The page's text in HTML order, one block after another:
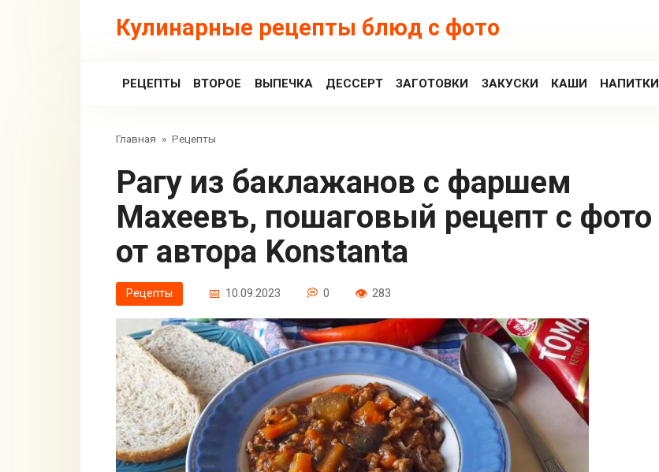
Кулинарные рецепты блюд с фото
РЕЦЕПТЫ ВТОРОЕ ВЫПЕЧКА ДЕССЕРТ ЗАГОТОВКИ ЗАКУСКИ КАШИ НАПИТКИ
Главная » Рецепты
Рагу из баклажанов с фаршем
Махеевъ, пошаговый рецепт с фото
от автора Konstanta
Рецепты 10.09.2023 0 283